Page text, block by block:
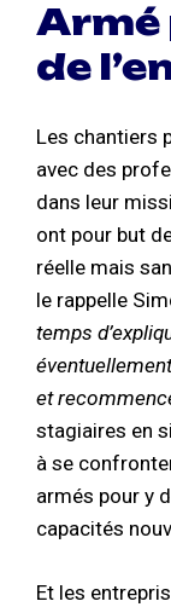
Armé
de
Les chantiers
avec des
dans leur
ont pour but
réelle mais
le rappelle
temps
et
stagiaires en
à se
armés pour y
capacités
Et les